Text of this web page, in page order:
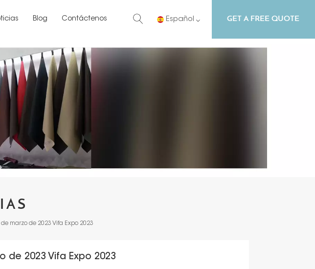
Blog Contáctenos Español GET A FREE QUOTE
marzo de 2023 Vifa Expo 2023
de 2023 Vifa Expo 2023